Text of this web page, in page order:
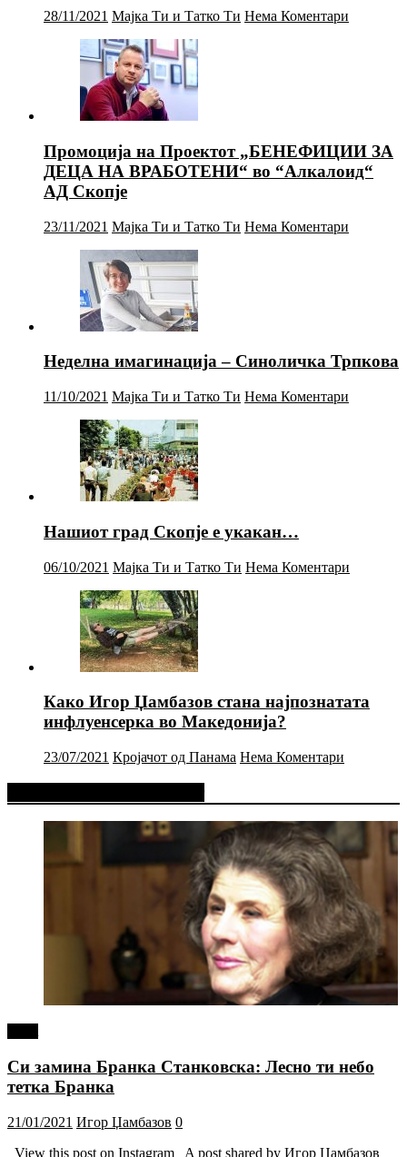
28/11/2021 Мајка Ти и Татко Ти Нема Коментари
Промоција на Проектот „БЕНЕФИЦИИ ЗА
ДЕЦА НА ВРАБОТЕНИ“ во “Алкалоид“
АД Скопје
23/11/2021 Мајка Ти и Татко Ти Нема Коментари
Неделна имагинација – Синоличка Трпкова
11/10/2021 Мајка Ти и Татко Ти Нема Коментари
Нашиот град Скопје е укакан…
06/10/2021 Мајка Ти и Татко Ти Нема Коментари
Како Игор Џамбазов стана најпознатата
инфлуенсерка во Македонија?
23/07/2021 Кројачот од Панама Нема Коментари
Си замина Бранка Станковска: Лесно ти небо
тетка Бранка
21/01/2021 Игор Џамбазов 0
View this post on Instagram A post shared by Игор Џамбазов